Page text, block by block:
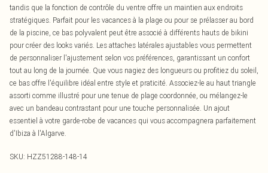
tandis que la fonction de contrôle du ventre offre un maintien aux endroits
stratégiques. Parfait pour les vacances à la plage ou pour se prélasser au bord
de la piscine, ce bas polyvalent peut être associé à différents hauts de bikini
pour créer des looks variés. Les attaches latérales ajustables vous permettent
de personnaliser l'ajustement selon vos préférences, garantissant un confort
tout au long de la journée. Que vous nagiez des longueurs ou profitiez du soleil,
ce bas offre l'équilibre idéal entre style et praticité. Associez-le au haut triangle
assorti comme illustré pour une tenue de plage coordonnée, ou mélangez-le
avec un bandeau contrastant pour une touche personnalisée. Un ajout
essentiel à votre garde-robe de vacances qui vous accompagnera parfaitement
d'Ibiza à l'Algarve.
SKU: HZZ51288-148-14